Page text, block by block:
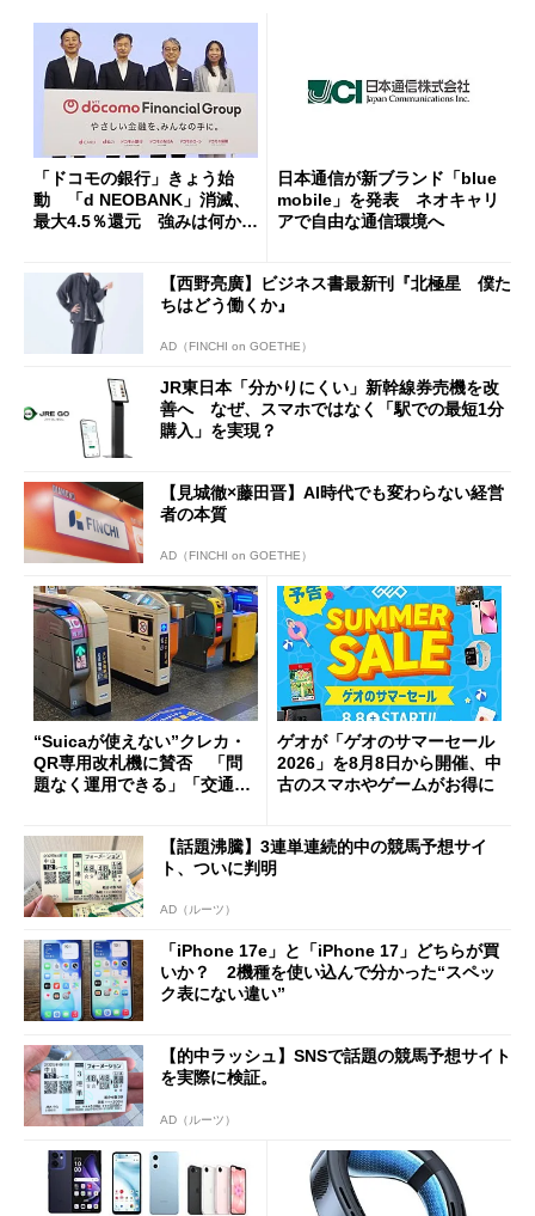
「ドコモの銀行」きょう始
動 「d NEOBANK」消滅、
最大4.5％還元 強みは何か解
日本通信が新ブランド「blue
mobile」を発表 ネオキャリ
アで自由な通信環境へ
【西野亮廣】ビジネス書最新刊『北極星 僕た
ちはどう働くか』
AD（FINCHI on GOETHE）
JR東日本「分かりにくい」新幹線券売機を改
善へ なぜ、スマホではなく「駅での最短1分
購入」を実現？
【見城徹×藤田晋】AI時代でも変わらない経営
者の本質
AD（FINCHI on GOETHE）
“Suicaが使えない”クレカ・
QR専用改札機に賛否 「問
題なく運用できる」「交通系I
ゲオが「ゲオのサマーセール
2026」を8月8日から開催、中
古のスマホやゲームがお得に
【話題沸騰】3連単連続的中の競馬予想サイ
ト、ついに判明
AD（ルーツ）
「iPhone 17e」と「iPhone 17」どちらが買
いか？ 2機種を使い込んで分かった“スペッ
ク表にない違い”
【的中ラッシュ】SNSで話題の競馬予想サイト
を実際に検証。
AD（ルーツ）